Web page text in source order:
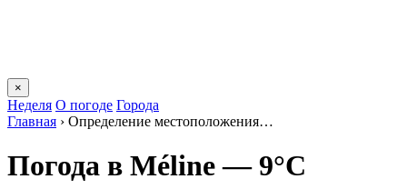
×
Неделя О погоде Города
Главная › Определение местоположения…
Погода в Mélinе — 9°C